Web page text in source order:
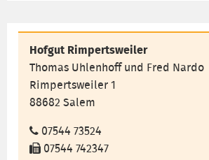
Hofgut Rimpertsweiler
Thomas Uhlenhoff und Fred Nardo
Rimpertsweiler 1
88682 Salem
07544 73524
07544 742347